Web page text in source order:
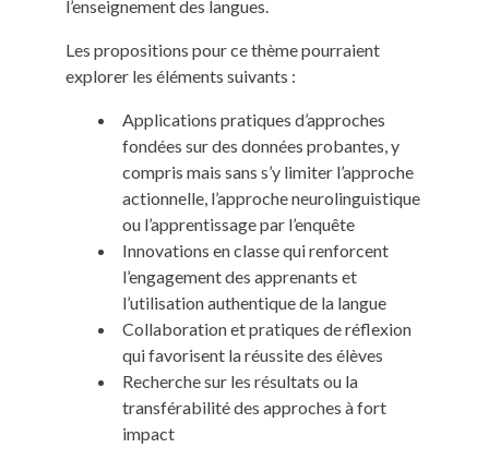
l’enseignement des langues.
Les propositions pour ce thème pourraient
explorer les éléments suivants :
Applications pratiques d’approches
fondées sur des données probantes, y
compris mais sans s’y limiter l’approche
actionnelle, l’approche neurolinguistique
ou l’apprentissage par l’enquête
Innovations en classe qui renforcent
l’engagement des apprenants et
l’utilisation authentique de la langue
Collaboration et pratiques de réflexion
qui favorisent la réussite des élèves
Recherche sur les résultats ou la
transférabilité des approches à fort
impact